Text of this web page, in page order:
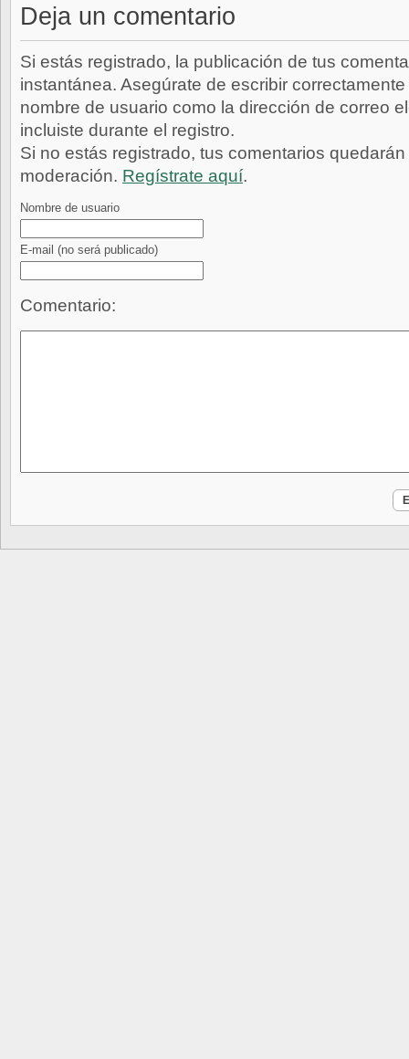
Deja un comentario
Si estás registrado, la publicación de tus
instantánea. Asegúrate de escribir
nombre de usuario como la dirección de correo
incluiste durante el registro.
Si no estás registrado, tus comentarios
moderación. Regístrate aquí.
Nombre de usuario
E-mail (no será publicado)
Comentario: